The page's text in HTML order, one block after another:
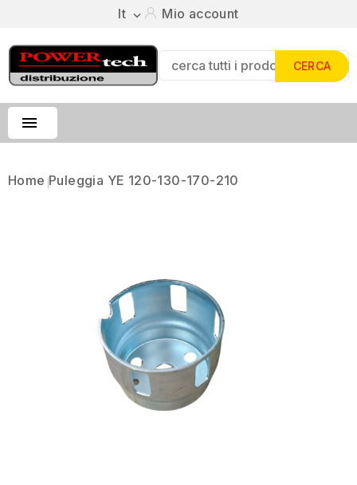
It  Mio account
CERCA

Home Puleggia YE 120-130-170-210